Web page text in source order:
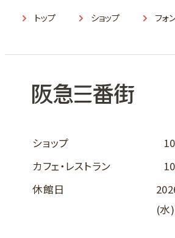
トップ ショップ フォ
ショップ
カフェ・レストラン
休館日
(水)